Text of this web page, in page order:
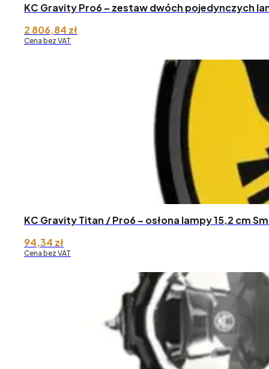
KC Gravity Pro6 – zestaw dwóch pojedynczych
2 806,84 zł
Cena bez VAT
KC Gravity Titan / Pro6 – osłona lampy 15,2 cm
94,34 zł
Cena bez VAT